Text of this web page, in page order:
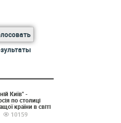
Київ" -
по столиці
країни в світі
10159